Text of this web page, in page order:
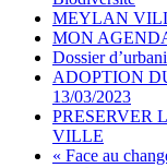
MEYLAN
MON
Dossier
ADOPTION
13/03/2023
PRESERVER
VILLE
« Face au